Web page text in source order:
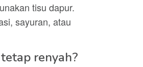
tisu dapur.
sayuran, atau
renyah?